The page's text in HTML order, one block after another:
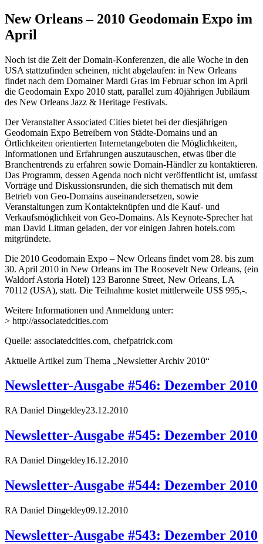
New Orleans – 2010 Geodomain Expo im
April
Noch ist die Zeit der Domain-Konferenzen, die alle Woche in den
USA stattzufinden scheinen, nicht abgelaufen: in New Orleans
findet nach dem Domainer Mardi Gras im Februar schon im April
die Geodomain Expo 2010 statt, parallel zum 40jährigen Jubiläum
des New Orleans Jazz & Heritage Festivals.
Der Veranstalter Associated Cities bietet bei der diesjährigen
Geodomain Expo Betreibern von Städte-Domains und an
Örtlichkeiten orientierten Internetangeboten die Möglichkeiten,
Informationen und Erfahrungen auszutauschen, etwas über die
Branchentrends zu erfahren sowie Domain-Händler zu kontaktieren.
Das Programm, dessen Agenda noch nicht veröffentlicht ist, umfasst
Vorträge und Diskussionsrunden, die sich thematisch mit dem
Betrieb von Geo-Domains auseinandersetzen, sowie
Veranstaltungen zum Kontakteknüpfen und die Kauf- und
Verkaufsmöglichkeit von Geo-Domains. Als Keynote-Sprecher hat
man David Litman geladen, der vor einigen Jahren hotels.com
mitgründete.
Die 2010 Geodomain Expo – New Orleans findet vom 28. bis zum
30. April 2010 in New Orleans im The Roosevelt New Orleans, (ein
Waldorf Astoria Hotel) 123 Baronne Street, New Orleans, LA
70112 (USA), statt. Die Teilnahme kostet mittlerweile US$ 995,-.
Weitere Informationen und Anmeldung unter:
> http://associatedcities.com
Quelle: associatedcities.com, chefpatrick.com
Aktuelle Artikel zum Thema „Newsletter Archiv 2010“
Newsletter-Ausgabe #546: Dezember 2010
RA Daniel Dingeldey23.12.2010
Newsletter-Ausgabe #545: Dezember 2010
RA Daniel Dingeldey16.12.2010
Newsletter-Ausgabe #544: Dezember 2010
RA Daniel Dingeldey09.12.2010
Newsletter-Ausgabe #543: Dezember 2010